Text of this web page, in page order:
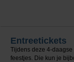
Entreetickets
Tijdens deze 4-
feestjes. Die kun je